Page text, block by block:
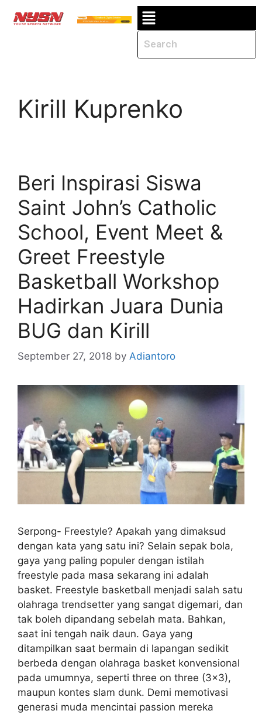
Kirill Kuprenko
Beri Inspirasi Siswa
Saint John’s Catholic
School, Event Meet &
Greet Freestyle
Basketball Workshop
Hadirkan Juara Dunia
BUG dan Kirill
September 27, 2018 by Adiantoro
Serpong- Freestyle? Apakah yang dimaksud
dengan kata yang satu ini? Selain sepak bola,
gaya yang paling populer dengan istilah
freestyle pada masa sekarang ini adalah
basket. Freestyle basketball menjadi salah satu
olahraga trendsetter yang sangat digemari, dan
tak boleh dipandang sebelah mata. Bahkan,
saat ini tengah naik daun. Gaya yang
ditampilkan saat bermain di lapangan sedikit
berbeda dengan olahraga basket konvensional
pada umumnya, seperti three on three (3×3),
maupun kontes slam dunk. Demi memotivasi
generasi muda mencintai passion mereka